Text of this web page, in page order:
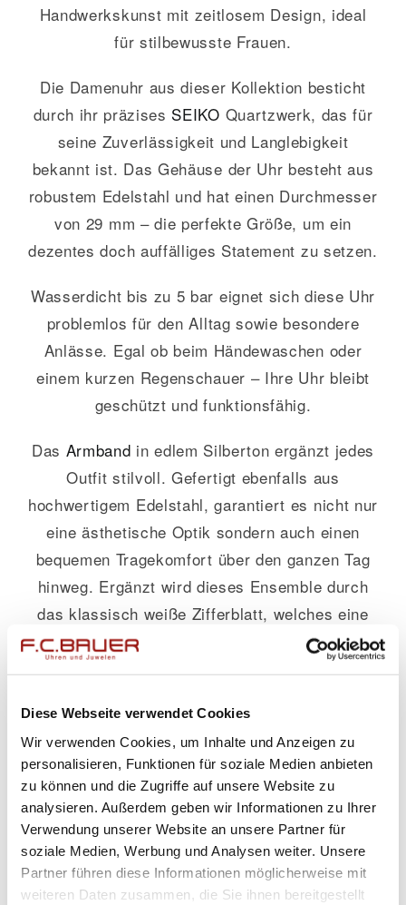
Diese Webseite verwendet Cookies
Wir verwenden Cookies, um Inhalte und Anzeigen zu
personalisieren, Funktionen für soziale Medien anbieten
zu können und die Zugriffe auf unsere Website zu
analysieren. Außerdem geben wir Informationen zu Ihrer
Verwendung unserer Website an unsere Partner für
soziale Medien, Werbung und Analysen weiter. Unsere
Partner führen diese Informationen möglicherweise mit
weiteren Daten zusammen, die Sie ihnen bereitgestellt
Handwerkskunst mit zeitlosem Design, ideal
für stilbewusste Frauen.
Die Damenuhr aus dieser Kollektion besticht
durch ihr präzises SEIKO Quartzwerk, das für
seine Zuverlässigkeit und Langlebigkeit
bekannt ist. Das Gehäuse der Uhr besteht aus
robustem Edelstahl und hat einen Durchmesser
von 29 mm – die perfekte Größe, um ein
dezentes doch auffälliges Statement zu setzen.
Wasserdicht bis zu 5 bar eignet sich diese Uhr
problemlos für den Alltag sowie besondere
Anlässe. Egal ob beim Händewaschen oder
einem kurzen Regenschauer – Ihre Uhr bleibt
geschützt und funktionsfähig.
Das Armband in edlem Silberton ergänzt jedes
Outfit stilvoll. Gefertigt ebenfalls aus
hochwertigem Edelstahl, garantiert es nicht nur
eine ästhetische Optik sondern auch einen
bequemen Tragekomfort über den ganzen Tag
hinweg. Ergänzt wird dieses Ensemble durch
das klassisch weiße Zifferblatt, welches eine
klare Sicht auf Zeitangaben bietet und so
Funktionalität mit Eleganz vereint.
Mit demCapolavoroDolciniArmband
mehr als nur eine Uhr – es ist ein Ausdruck
Ihres individuellen Stils und Ihrer
Lebensfreude. Dieses Schmuckstück passt
perfekt sowohl zu formalen Anlässen wie
Hochzeiten oder Geschäftsmeetings als auch
zu entspannten Freizeitaktivitäten von